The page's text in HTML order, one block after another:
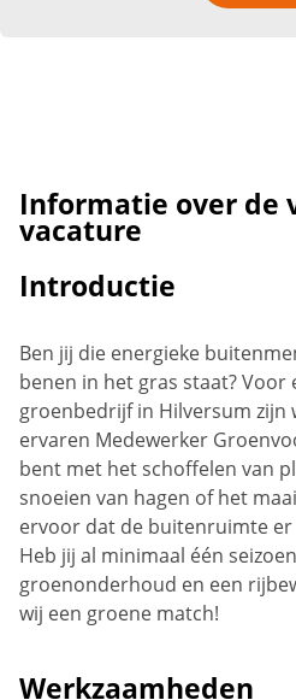
Informatie over de
vacature
Introductie
Ben jij die energieke
benen in het gras staat? Voor
groenbedrijf in Hilversum zijn
ervaren Medewerker
bent met het schoffelen van
snoeien van hagen of het
ervoor dat de buitenruimte
Heb jij al minimaal één
groenonderhoud en een
wij een groene match!
Werkzaamheden